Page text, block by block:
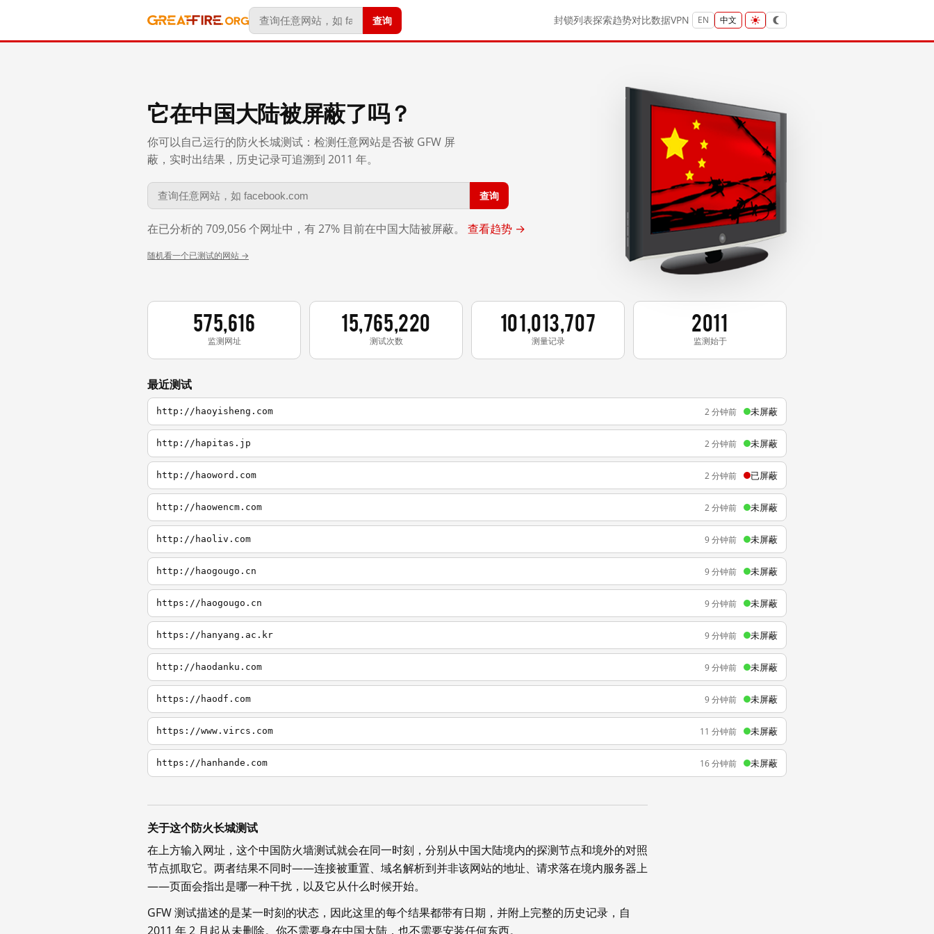
查询 封锁列表探索趋势对比数据VPN EN 中文
它在中国大陆被屏蔽了吗？
你可以自己运行的防火长城测试：检测任意网站是否被 GFW 屏
蔽，实时出结果，历史记录可追溯到 2011 年。
查询
在已分析的 709,056 个网址中，有 27% 目前在中国大陆被屏蔽。 查看趋势 →
随机看一个已测试的网站 →
575,616
监测网址
15,765,220
测试次数
101,013,707
测量记录
2011
监测始于
最近测试
http://haoyisheng.com 2 分钟前 未屏蔽
http://hapitas.jp 2 分钟前 未屏蔽
http://haoword.com 2 分钟前 已屏蔽
http://haowencm.com 2 分钟前 未屏蔽
http://haoliv.com 9 分钟前 未屏蔽
http://haogougo.cn 9 分钟前 未屏蔽
https://haogougo.cn 9 分钟前 未屏蔽
https://hanyang.ac.kr 9 分钟前 未屏蔽
http://haodanku.com 9 分钟前 未屏蔽
https://haodf.com 9 分钟前 未屏蔽
https://www.vircs.com 11 分钟前 未屏蔽
https://hanhande.com 16 分钟前 未屏蔽
关于这个防火长城测试
在上方输入网址，这个中国防火墙测试就会在同一时刻，分别从中国大陆境内的探测节点和境外的对照
节点抓取它。两者结果不同时——连接被重置、域名解析到并非该网站的地址、请求落在境内服务器上
——页面会指出是哪一种干扰，以及它从什么时候开始。
GFW 测试描述的是某一时刻的状态，因此这里的每个结果都带有日期，并附上完整的历史记录，自
2011 年 2 月起从未删除。你不需要身在中国大陆，也不需要安装任何东西。